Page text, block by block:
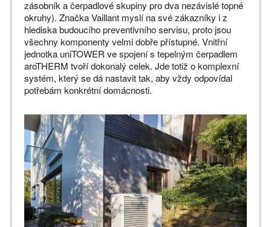
zásobník a čerpadlové skupiny pro dva nezávislé topné
okruhy). Značka Vaillant myslí na své zákazníky i z
hlediska budoucího preventivního servisu, proto jsou
všechny komponenty velmi dobře přístupné. Vnitřní
jednotka uniTOWER ve spojení s tepelným čerpadlem
aroTHERM tvoří dokonalý celek. Jde totiž o komplexní
systém, který se dá nastavit tak, aby vždy odpovídal
potřebám konkrétní domácnosti.